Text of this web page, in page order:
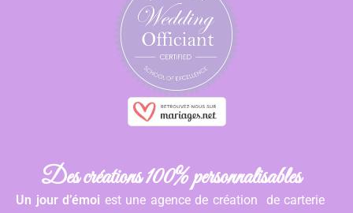
Des créations 100% personnalisables
Un jour d’émoi est une agence de création de carterie